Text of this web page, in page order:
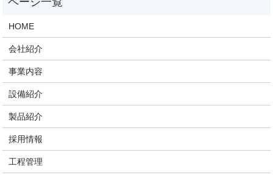
HOME
会社紹介
事業内容
設備紹介
製品紹介
採用情報
工程管理